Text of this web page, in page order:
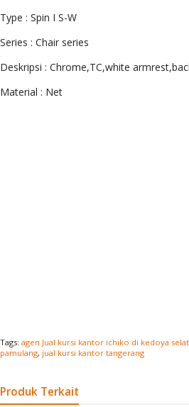
Type : Spin I S-W
Series : Chair series
Deskripsi : Chrome,TC,white
Material : Net
Tags: agen Jual kursi kantor ichiko di kedoya
pamulang, jual kursi kantor tangerang
Produk Terkait